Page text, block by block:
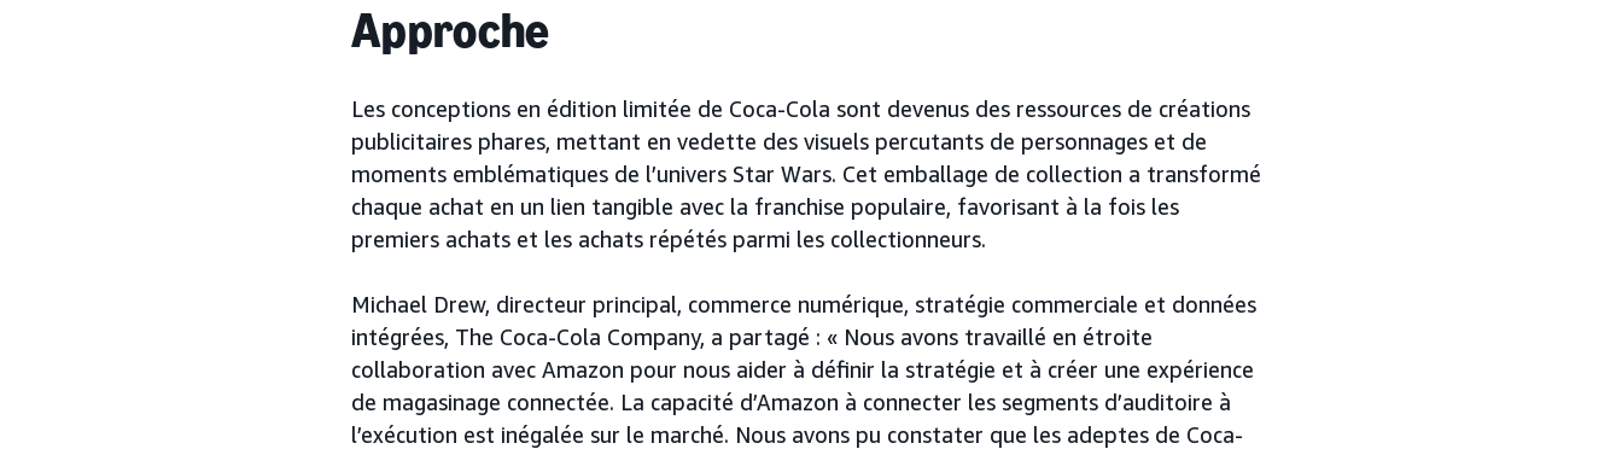
Approche
Les conceptions en édition limitée de Coca-Cola sont devenus des ressources de créations
publicitaires phares, mettant en vedette des visuels percutants de personnages et de
moments emblématiques de l’univers Star Wars. Cet emballage de collection a transformé
chaque achat en un lien tangible avec la franchise populaire, favorisant à la fois les
premiers achats et les achats répétés parmi les collectionneurs.
Michael Drew, directeur principal, commerce numérique, stratégie commerciale et données
intégrées, The Coca-Cola Company, a partagé : « Nous avons travaillé en étroite
collaboration avec Amazon pour nous aider à définir la stratégie et à créer une expérience
de magasinage connectée. La capacité d’Amazon à connecter les segments d’auditoire à
l’exécution est inégalée sur le marché. Nous avons pu constater que les adeptes de Coca-